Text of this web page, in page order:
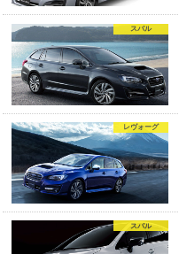
スバル
レヴォーグ
スバル